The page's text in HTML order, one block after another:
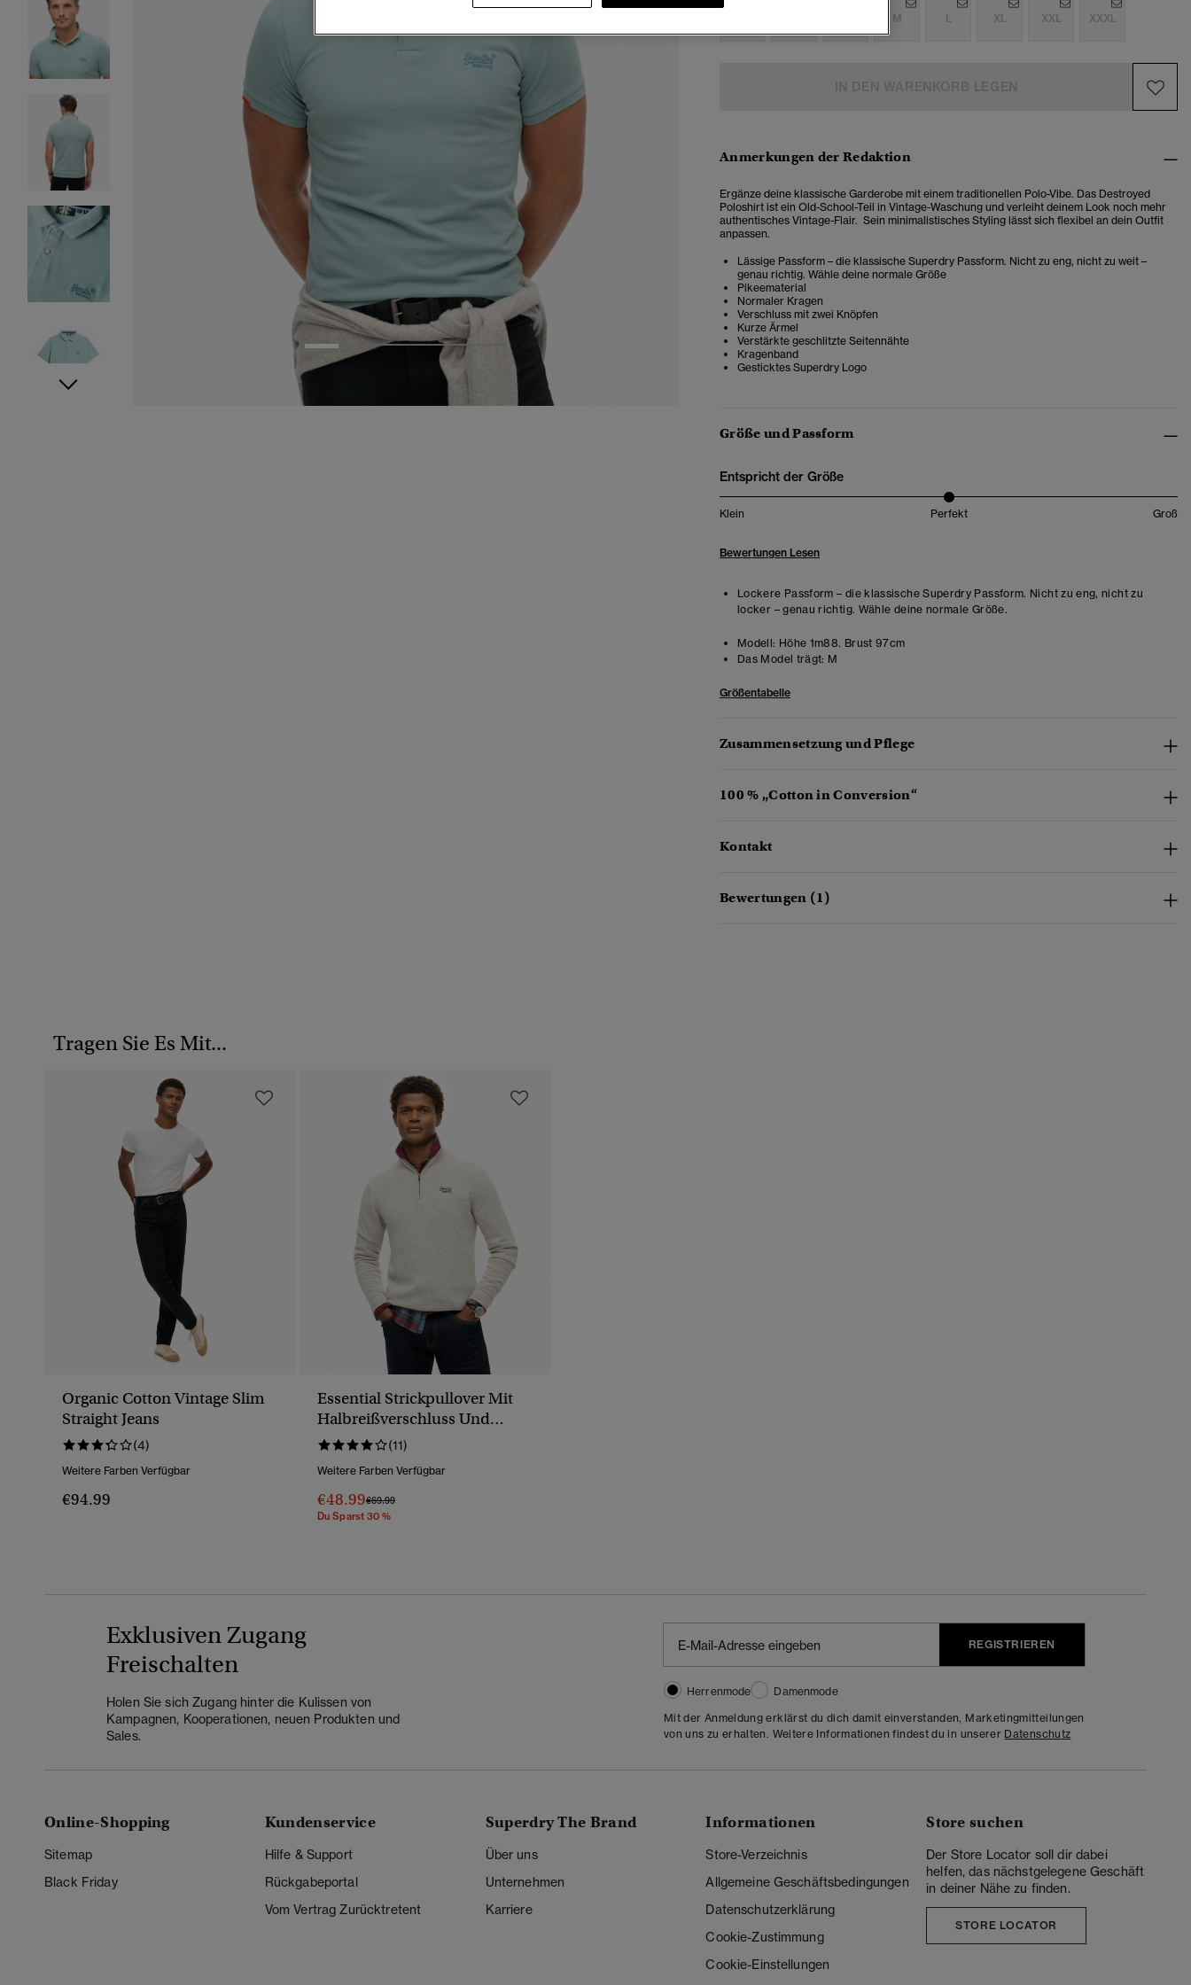
2 5
M L XL XXL XXXL
Anmerkungen der Redaktion
Ergänze deine klassische Garderobe mit einem traditionellen Polo-Vibe. Das Destroyed
Poloshirt ist ein Old-School-Teil in Vintage-Waschung und verleiht deinem Look noch mehr
authentisches Vintage-Flair. Sein minimalistisches Styling lässt sich flexibel an dein Outfit
anpassen.
Lässige Passform – die klassische Superdry Passform. Nicht zu eng, nicht zu weit –
genau richtig. Wähle deine normale Größe
Pikeematerial
Normaler Kragen
Verschluss mit zwei Knöpfen
Kurze Ärmel
Verstärkte geschlitzte Seitennähte
Kragenband
Gesticktes Superdry Logo
Größe und Passform
Entspricht der Größe
Klein Perfekt Groß
Bewertungen Lesen
Lockere Passform – die klassische Superdry Passform. Nicht zu eng, nicht zu
locker – genau richtig. Wähle deine normale Größe.
Modell: Höhe 1m88. Brust 97cm
Das Model trägt: M
Größentabelle
Zusammensetzung und Pflege
100 % „Cotton in Conversion“
Kontakt
Bewertungen (1)
Tragen Sie Es Mit...
Organic Cotton Vintage Slim
Straight Jeans
(4)
Weitere Farben Verfügbar
€94.99
Essential Strickpullover Mit
Halbreißverschluss Und
Stickerei
(11)
Weitere Farben Verfügbar
€48.99Preis Wurde Reduziert Von
€69.99Bis
Du Sparst 30 %
Exklusiven Zugang
Freischalten
Holen Sie sich Zugang hinter die Kulissen von
Kampagnen, Kooperationen, neuen Produkten und
Sales.
REGISTRIEREN
Herrenmode
Damenmode
Mit der Anmeldung erklärst du dich damit einverstanden, Marketingmitteilungen
von uns zu erhalten. Weitere Informationen findest du in unserer Datenschutz
Online-Shopping
Sitemap
Black Friday
Kundenservice
Hilfe & Support
Rückgabeportal
Vom Vertrag Zurücktretent
Superdry The Brand
Über uns
Unternehmen
Karriere
Informationen
Store-Verzeichnis
Allgemeine Geschäftsbedingungen
Datenschutzerklärung
Cookie-Zustimmung
Cookie-Einstellungen
Store suchen
Der Store Locator soll dir dabei
helfen, das nächstgelegene Geschäft
in deiner Nähe zu finden.
STORE LOCATOR